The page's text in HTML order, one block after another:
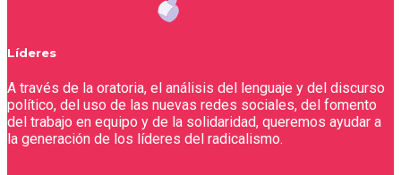
Líderes
A través de la oratoria, el análisis del lenguaje y del discurso
político, del uso de las nuevas redes sociales, del fomento
del trabajo en equipo y de la solidaridad, queremos ayudar a
la generación de los líderes del radicalismo.